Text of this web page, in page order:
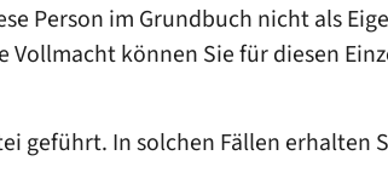
Person im Grundbuch nicht als
können Sie für diesen
geführt. In solchen Fällen erhalten